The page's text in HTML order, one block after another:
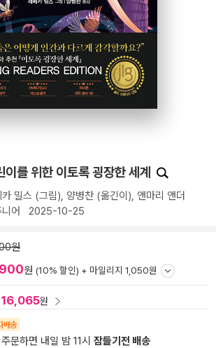
를 위한 이토록 굉장한 세계
카 밀스 (그림), 양병찬 (옮긴이), 앤마리 앤더
어 2025-10-25
원
원 (10% 할인) + 마일리지 1,050원
16,065원
배송
문하면 내일 밤 11시 잠들기전 배송